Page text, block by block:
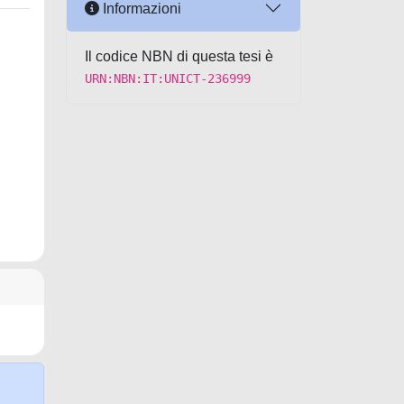
Informazioni
Il codice NBN di questa tesi è
URN:NBN:IT:UNICT-236999